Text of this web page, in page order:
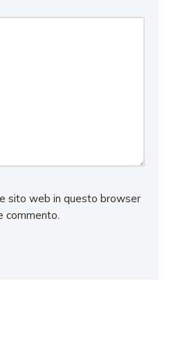
sito web in questo browser
commento.